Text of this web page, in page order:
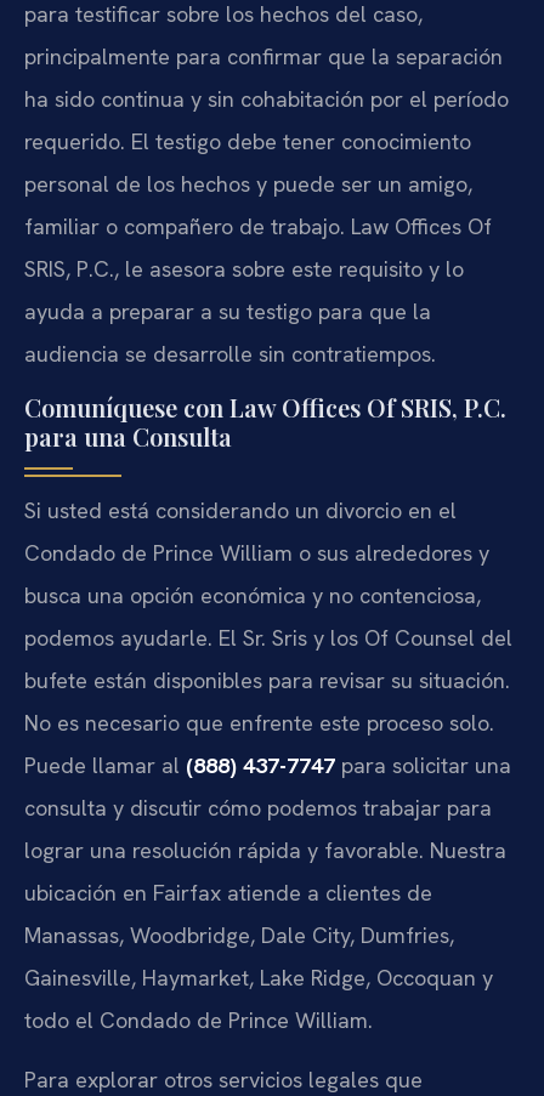
para testificar sobre los hechos del caso,
principalmente para confirmar que la separación
ha sido continua y sin cohabitación por el período
requerido. El testigo debe tener conocimiento
personal de los hechos y puede ser un amigo,
familiar o compañero de trabajo. Law Offices Of
SRIS, P.C., le asesora sobre este requisito y lo
ayuda a preparar a su testigo para que la
audiencia se desarrolle sin contratiempos.
Comuníquese con Law Offices Of SRIS, P.C.
para una Consulta
Si usted está considerando un divorcio en el
Condado de Prince William o sus alrededores y
busca una opción económica y no contenciosa,
podemos ayudarle. El Sr. Sris y los Of Counsel del
bufete están disponibles para revisar su situación.
No es necesario que enfrente este proceso solo.
Puede llamar al (888) 437-7747 para solicitar una
consulta y discutir cómo podemos trabajar para
lograr una resolución rápida y favorable. Nuestra
ubicación en Fairfax atiende a clientes de
Manassas, Woodbridge, Dale City, Dumfries,
Gainesville, Haymarket, Lake Ridge, Occoquan y
todo el Condado de Prince William.
Para explorar otros servicios legales que